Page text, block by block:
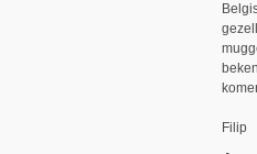
Filip